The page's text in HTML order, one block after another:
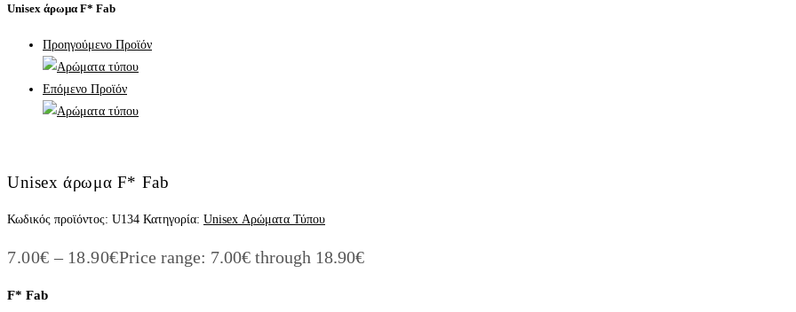
Unisex άρωμα F* Fab
Προηγούμενο Προϊόν
Επόμενο Προϊόν
Unisex άρωμα F* Fab
Κωδικός προϊόντος: U134 Κατηγορία: Unisex Αρώματα Τύπου
7.00€ – 18.90€Price range: 7.00€ through 18.90€
F* Fab